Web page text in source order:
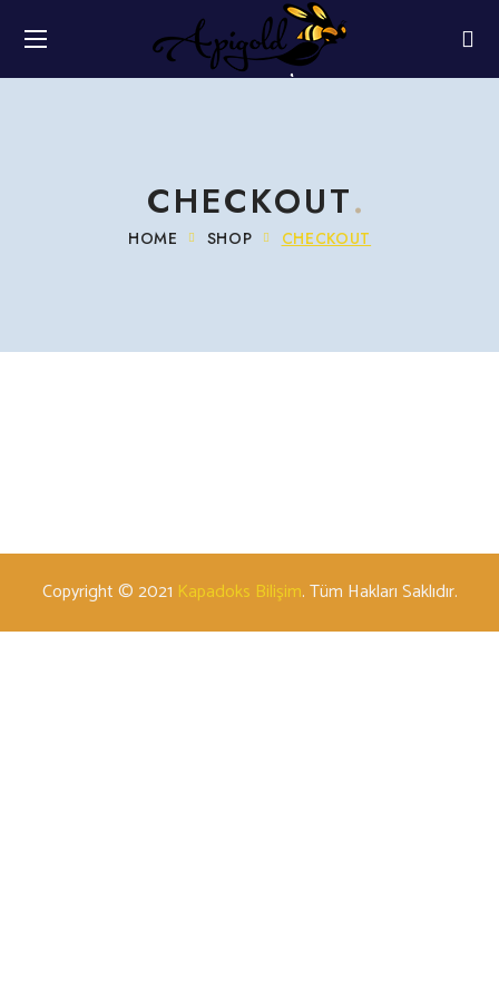
CHECKOUT
HOME SHOP CHECKOUT
Copyright © 2021 Kapadoks Bilişim. Tüm Hakları Saklıdır.